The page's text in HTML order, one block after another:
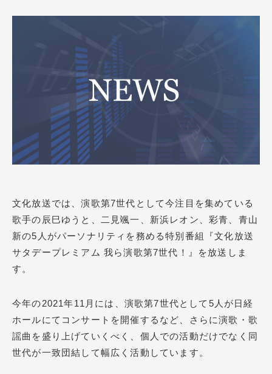
文化放送では、演歌第7世代として今注目を集めている
歌手の辰巳ゆうと、二見颯一、新浜レオン、彩青、青山
新の5人がパーソナリティを務める特別番組『文化放送
サタデープレミアム 我ら演歌第7世代！』を放送しま
す。
今年の2021年11月には、演歌第7世代として5人が日経
ホールにてコンサートを開催するなど、さらに演歌・歌
謡曲を盛り上げていくべく、個人での活動だけでなく同
世代が一致団結して幅広く活動しています。